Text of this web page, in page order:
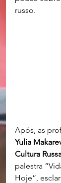
russo.
Após, as
Yulia
Cultura
palestra
Hoje”,